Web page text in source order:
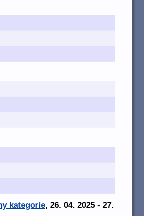
kategorie, 26. 04. 2025 - 27.